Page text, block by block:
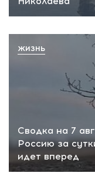
Сводка на 7
Россию за
идет вперед
ЖИЗНЬ